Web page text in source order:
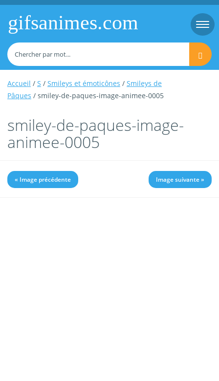
gifsanimes.com
Accueil / S / Smileys et émoticônes / Smileys de
Pâques / smiley-de-paques-image-animee-0005
smiley-de-paques-image-
animee-0005
« Image précédente Image suivante »